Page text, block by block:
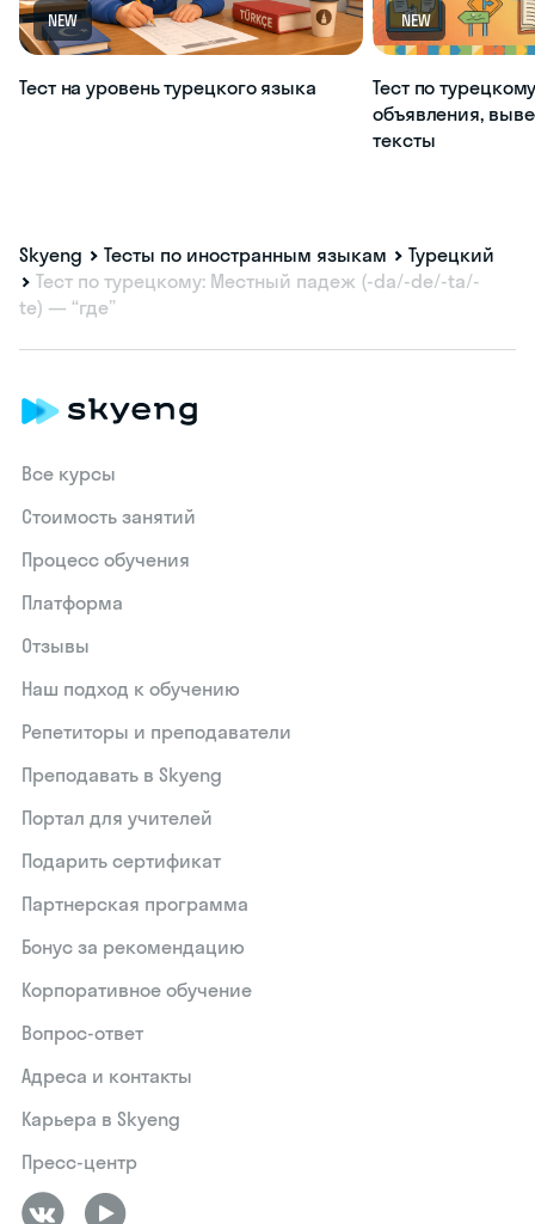
NEW
Тест на уровень турецкого языка
NEW
Тест по
объявления,
тексты
Skyeng Тесты по иностранным языкам
Турецкий
Тест по турецкому: Местный падеж (-da/-de/-ta/-
te) — “где”
Все курсы
Стоимость занятий
Процесс обучения
Платформа
Отзывы
Наш подход к обучению
Репетиторы и преподаватели
Преподавать в Skyeng
Портал для учителей
Подарить сертификат
Партнерская программа
Бонус за рекомендацию
Корпоративное обучение
Вопрос-ответ
Адреса и контакты
Карьера в Skyeng
Пресс-центр